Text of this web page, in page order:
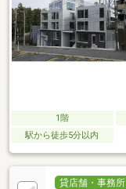
1階
駅から徒歩5分以内
貸店舗・事務所